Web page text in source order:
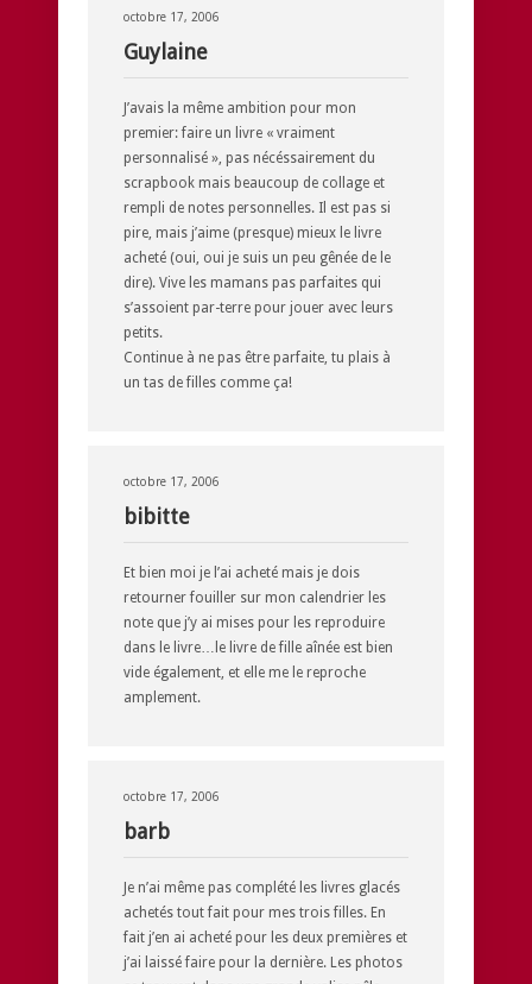
octobre 17, 2006
Guylaine
J’avais la même ambition pour mon
premier: faire un livre « vraiment
personnalisé », pas nécéssairement du
scrapbook mais beaucoup de collage et
rempli de notes personnelles. Il est pas si
pire, mais j’aime (presque) mieux le livre
acheté (oui, oui je suis un peu gênée de le
dire). Vive les mamans pas parfaites qui
s’assoient par-terre pour jouer avec leurs
petits.
Continue à ne pas être parfaite, tu plais à
un tas de filles comme ça!
octobre 17, 2006
bibitte
Et bien moi je l’ai acheté mais je dois
retourner fouiller sur mon calendrier les
note que j’y ai mises pour les reproduire
dans le livre…le livre de fille aînée est bien
vide également, et elle me le reproche
amplement.
octobre 17, 2006
barb
Je n’ai même pas complété les livres glacés
achetés tout fait pour mes trois filles. En
fait j’en ai acheté pour les deux premières et
j’ai laissé faire pour la dernière. Les photos